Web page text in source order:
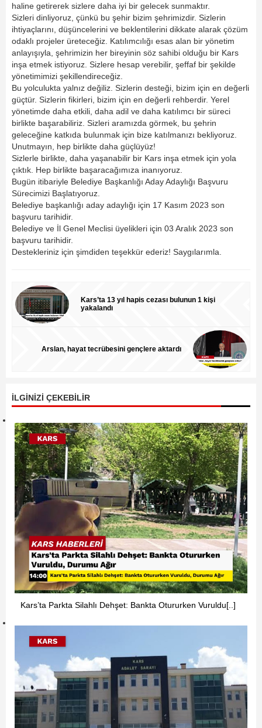
haline getirerek sizlere daha iyi bir gelecek sunmaktır.
Sizleri dinliyoruz, çünkü bu şehir bizim şehrimizdir. Sizlerin
ihtiyaçlarını, düşüncelerini ve beklentilerini dikkate alarak çözüm
odaklı projeler üreteceğiz. Katılımcılığı esas alan bir yönetim
anlayışıyla, şehrimizin her bireyinin söz sahibi olduğu bir Kars
inşa etmek istiyoruz. Sizlere hesap verebilir, şeffaf bir şekilde
yönetimimizi şekillendireceğiz.
Bu yolculukta yalnız değiliz. Sizlerin desteği, bizim için en değerli
güçtür. Sizlerin fikirleri, bizim için en değerli rehberdir. Yerel
yönetimde daha etkili, daha adil ve daha katılımcı bir süreci
birlikte başarabiliriz. Sizleri aramızda görmek, bu şehrin
geleceğine katkıda bulunmak için bize katılmanızı bekliyoruz.
Unutmayın, hep birlikte daha güçlüyüz!
Sizlerle birlikte, daha yaşanabilir bir Kars inşa etmek için yola
çıktık. Hep birlikte başaracağımıza inanıyoruz.
Bugün itibariyle Belediye Başkanlığı Aday Adaylığı Başvuru
Sürecimizi Başlatıyoruz.
Belediye başkanlığı aday adaylığı için 17 Kasım 2023 son
başvuru tarihidir.
Belediye ve İl Genel Meclisi üyelikleri için 03 Aralık 2023 son
başvuru tarihidir.
Destekleriniz için şimdiden teşekkür ederiz! Saygılarımla.
Kars’ta 13 yıl hapis cezası bulunun 1 kişi
yakalandı
Arslan, hayat tecrübesini gençlere aktardı
İLGİNİZİ ÇEKEBİLİR
Kars’ta Parkta Silahlı Dehşet: Bankta Otururken Vuruldu[..]